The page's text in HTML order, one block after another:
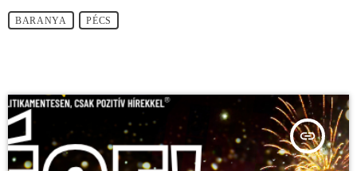
BARANYA PÉCS
insert_link